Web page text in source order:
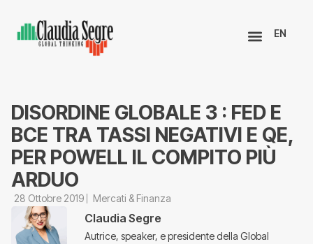
EN
DISORDINE GLOBALE 3 : FED E
BCE TRA TASSI NEGATIVI E QE,
PER POWELL IL COMPITO PIÙ
ARDUO
28 Ottobre 2019 Mercati & Finanza
Claudia Segre
Autrice, speaker, e presidente della Global